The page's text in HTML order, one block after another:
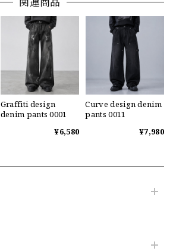
Graffiti design
denim pants 0001
¥6,580
Curve design denim
pants 0011
¥7,980